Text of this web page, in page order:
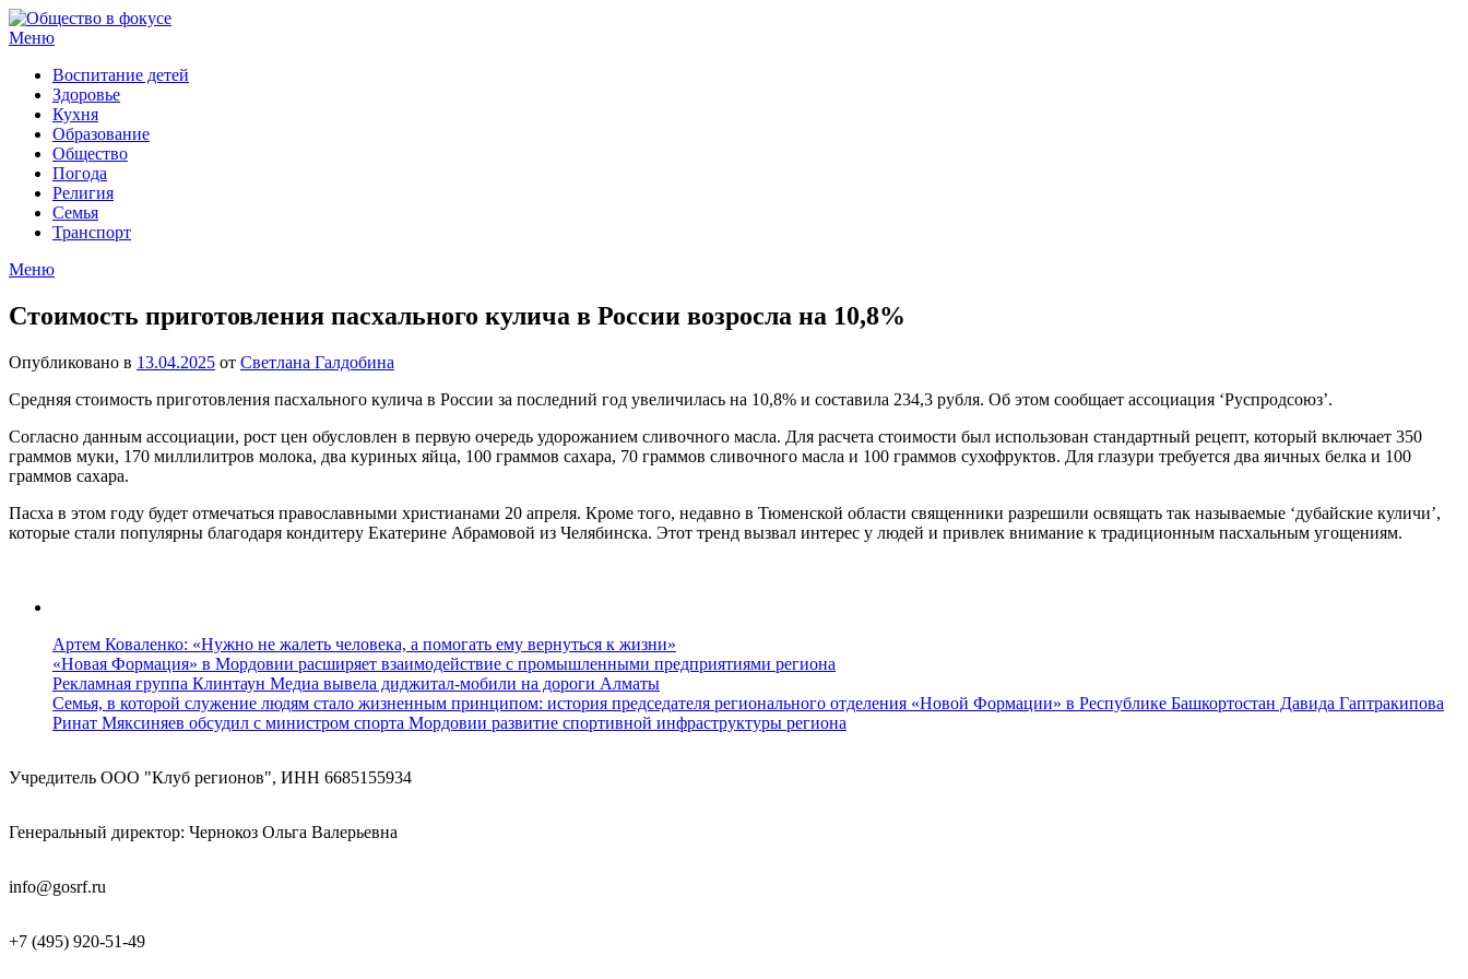
Перейти
к
Меню
Воспитание детей
Здоровье
Кухня
Образование
Общество
Погода
Религия
Семья
Транспорт
Меню
Стоимость приготовления пасхального кулича в России возросла на 10,8%
Опубликовано в 13.04.2025 от Светлана Галдобина
Средняя стоимость приготовления пасхального кулича в России за последний год увеличилась на 10,8% и составила 234,3 рубля. Об этом сообщает ассоциация ‘Руспродсоюз’.
Согласно данным ассоциации, рост цен обусловлен в первую очередь удорожанием сливочного масла. Для расчета стоимости был использован стандартный рецепт, который включает 350
граммов муки, 170 миллилитров молока, два куриных яйца, 100 граммов сахара, 70 граммов сливочного масла и 100 граммов сухофруктов. Для глазури требуется два яичных белка и 100
граммов сахара.
Пасха в этом году будет отмечаться православными христианами 20 апреля. Кроме того, недавно в Тюменской области священники разрешили освящать так называемые ‘дубайские куличи’,
которые стали популярны благодаря кондитеру Екатерине Абрамовой из Челябинска. Этот тренд вызвал интерес у людей и привлек внимание к традиционным пасхальным угощениям.
Артем Коваленко: «Нужно не жалеть человека, а помогать ему вернуться к жизни»
«Новая Формация» в Мордовии расширяет взаимодействие с промышленными предприятиями региона
Рекламная группа Клинтаун Медиа вывела диджитал-мобили на дороги Алматы
Семья, в которой служение людям стало жизненным принципом: история председателя регионального отделения «Новой Формации» в Республике Башкортостан Давида Гаптракипова
Ринат Мяксиняев обсудил с министром спорта Мордовии развитие спортивной инфраструктуры региона
Учредитель ООО "Клуб регионов", ИНН 6685155934
Генеральный директор: Чернокоз Ольга Валерьевна
info@gosrf.ru
+7 (495) 920-51-49